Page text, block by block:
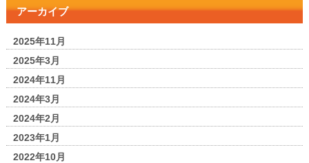
アーカイブ
2025年11月
2025年3月
2024年11月
2024年3月
2024年2月
2023年1月
2022年10月